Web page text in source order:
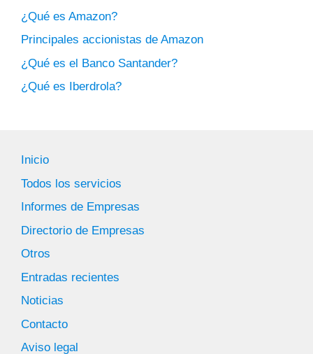
¿Qué es Amazon?
Principales accionistas de Amazon
¿Qué es el Banco Santander?
¿Qué es Iberdrola?
Inicio
Todos los servicios
Informes de Empresas
Directorio de Empresas
Otros
Entradas recientes
Noticias
Contacto
Aviso legal